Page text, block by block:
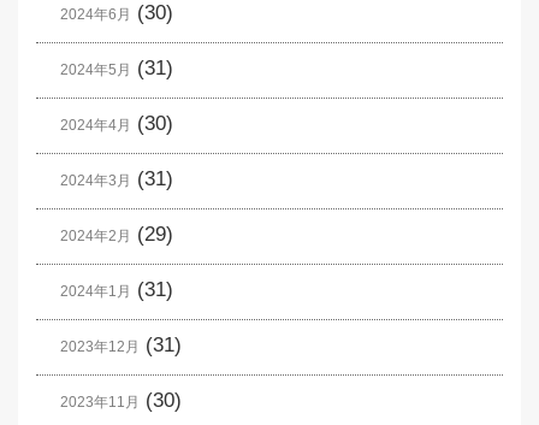
2024年6月 (30)
2024年5月 (31)
2024年4月 (30)
2024年3月 (31)
2024年2月 (29)
2024年1月 (31)
2023年12月 (31)
2023年11月 (30)